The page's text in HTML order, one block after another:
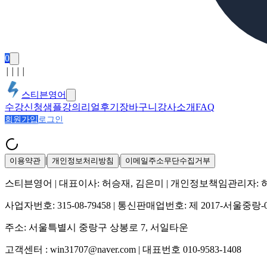
0
스티븐영어
수강신청샘플강의 리얼후기 장바구니 강사소개FAQ
회원가입 로그인
이용약관 | 개인정보처리방침 | 이메일주소무단수집거부
스티븐영어 | 대표이사: 허승재, 김은미 | 개인정보책임관리자:
사업자번호: 315-08-79458 | 통신판매업번호: 제 2017-서울중랑-
주소: 서울특별시 중랑구 상봉로 7, 서일타운
고객센터 : win31707@naver.com | 대표번호 010-9583-1408